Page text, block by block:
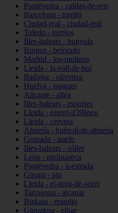
Pontevedra - caldas-de-reis
Barcelona - torelló
Ciudad-real - ciudad-real
Toledo - torrijos
Illes-balears - bunyola
Burgos - belorado
Madrid - los-molinos
Lleida - la-vall-de-boí
Badajoz - olivenza
Huelva - moguer
Alicante - altea
Illes-balears - esporles
Lleida - esterri-d39àneu
Lleida - cervera
Almería - huércal-de-almería
Granada - atarfe
Illes-balears - sóller
León - molinaseca
Pontevedra - a-estrada
Girona - alp
Lleida - el-pont-de-suert
Tarragona - alcanar
Bizkaia - erandio
Gipuzkoa - eibar